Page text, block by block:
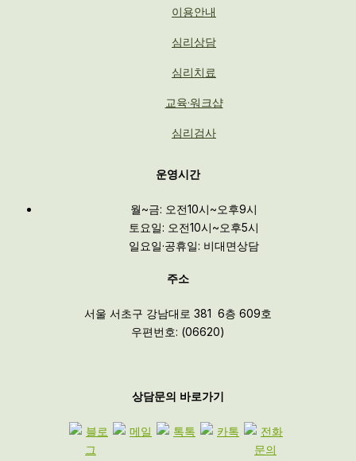
이용안내
심리상담
심리치료
교육·워크샵
심리검사
운영시간
월~금: 오전10시~오후9시
토요일: 오전10시~오후5시
일요일·공휴일: 비대면상담
주소
서울 서초구 강남대로 381 6층 609호
우편번호: (06620)
상담문의 바로가기